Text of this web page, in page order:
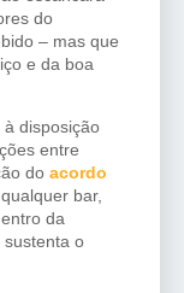
do
– mas que
e da boa
disposição
entre
do acordo
bar,
da
sustenta o